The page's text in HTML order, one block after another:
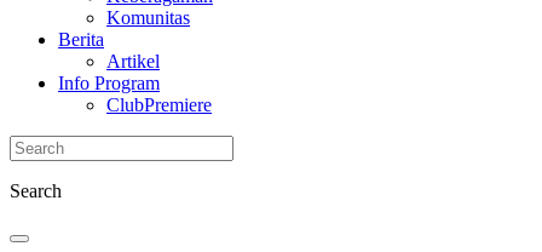
Komunitas
Berita
Artikel
Info Program
ClubPremiere
Search